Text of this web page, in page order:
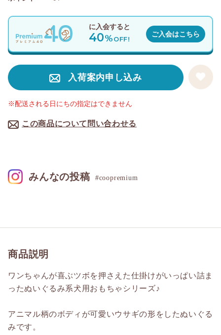
入荷案内申し込み
この商品について問い合わせる
※配送される日にちの指定はできません
に入会すると
40%OFF!
ご入会はこちら
商品説明
ワンちゃんが喜ぶツボを押さえた仕掛けがいっぱい詰ま
ったぬいぐるみ系犬用おもちゃシリーズ♪
アニマル柄のボディが可愛いウサギの形をしたぬいぐる
みです。
みんなの投稿 #coopremium